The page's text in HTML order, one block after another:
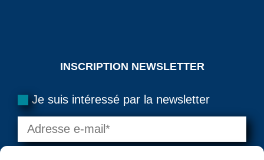
INSCRIPTION NEWSLETTER
Je suis intéressé par la newsletter